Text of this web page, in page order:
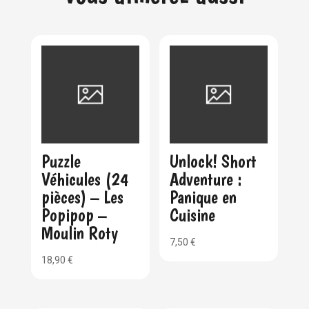
Puzzle
Véhicules (24
pièces) – Les
Popipop –
Moulin Roty
18,90 €
Unlock! Short
Adventure :
Panique en
Cuisine
7,50€